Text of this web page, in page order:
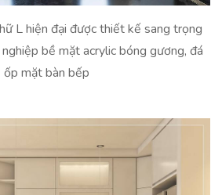
L hiện đại được thiết kế sang trọng
bề mặt acrylic bóng gương, đá
ốp mặt bàn bếp